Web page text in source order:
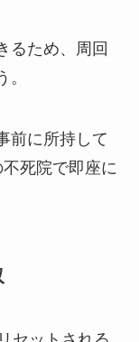
るため、周回
前に所持して
死院で即座に